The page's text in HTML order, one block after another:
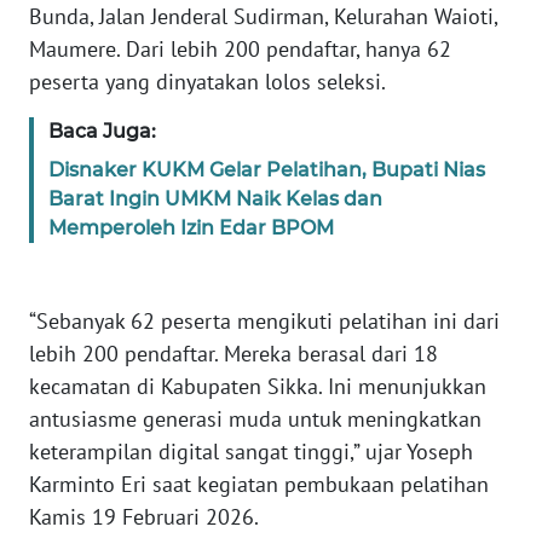
Bunda, Jalan Jenderal Sudirman, Kelurahan Waioti,
Maumere. Dari lebih 200 pendaftar, hanya 62
peserta yang dinyatakan lolos seleksi.
Baca Juga:
Disnaker KUKM Gelar Pelatihan, Bupati Nias
Barat Ingin UMKM Naik Kelas dan
Memperoleh Izin Edar BPOM
“Sebanyak 62 peserta mengikuti pelatihan ini dari
lebih 200 pendaftar. Mereka berasal dari 18
kecamatan di Kabupaten Sikka. Ini menunjukkan
antusiasme generasi muda untuk meningkatkan
keterampilan digital sangat tinggi,” ujar Yoseph
Karminto Eri saat kegiatan pembukaan pelatihan
Kamis 19 Februari 2026.
WN
JAKARTA
JABAR
WN
BANTEN
NTT
WN
KEPRI
WN
PAPUA